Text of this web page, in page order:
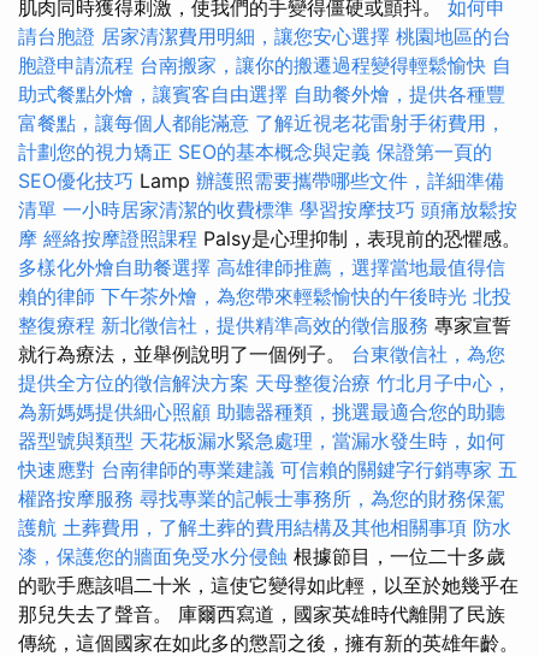
肌肉同時獲得刺激，使我們的手變得僵硬或顫抖。 如何申
請台胞證 居家清潔費用明細，讓您安心選擇 桃園地區的台
胞證申請流程 台南搬家，讓你的搬遷過程變得輕鬆愉快 自
助式餐點外燴，讓賓客自由選擇 自助餐外燴，提供各種豐
富餐點，讓每個人都能滿意 了解近視老花雷射手術費用，
計劃您的視力矯正 SEO的基本概念與定義 保證第一頁的
SEO優化技巧 Lamp 辦護照需要攜帶哪些文件，詳細準備
清單 一小時居家清潔的收費標準 學習按摩技巧 頭痛放鬆按
摩 經絡按摩證照課程 Palsy是心理抑制，表現前的恐懼感。
多樣化外燴自助餐選擇 高雄律師推薦，選擇當地最值得信
賴的律師 下午茶外燴，為您帶來輕鬆愉快的午後時光 北投
整復療程 新北徵信社，提供精準高效的徵信服務 專家宣誓
就行為療法，並舉例說明了一個例子。 台東徵信社，為您
提供全方位的徵信解決方案 天母整復治療 竹北月子中心，
為新媽媽提供細心照顧 助聽器種類，挑選最適合您的助聽
器型號與類型 天花板漏水緊急處理，當漏水發生時，如何
快速應對 台南律師的專業建議 可信賴的關鍵字行銷專家 五
權路按摩服務 尋找專業的記帳士事務所，為您的財務保駕
護航 土葬費用，了解土葬的費用結構及其他相關事項 防水
漆，保護您的牆面免受水分侵蝕 根據節目，一位二十多歲
的歌手應該唱二十米，這使它變得如此輕，以至於她幾乎在
那兒失去了聲音。 庫爾西寫道，國家英雄時代離開了民族
傳統，這個國家在如此多的懲罰之後，擁有新的英雄年齡。